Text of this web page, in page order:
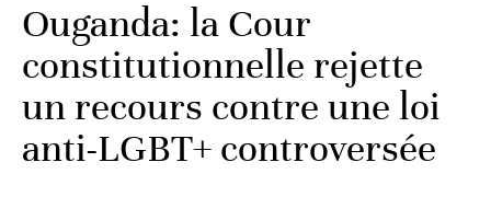
Ouganda: la Cour
constitutionnelle rejette
un recours contre une loi
anti-LGBT+ controversée